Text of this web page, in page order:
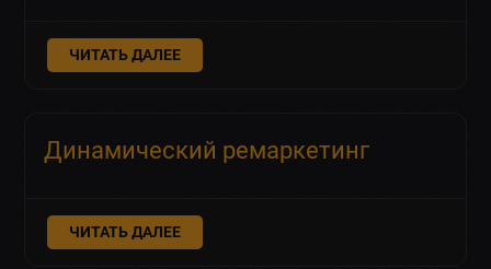
ЧИТАТЬ ДАЛЕЕ
Динамический ремаркетинг
ЧИТАТЬ ДАЛЕЕ